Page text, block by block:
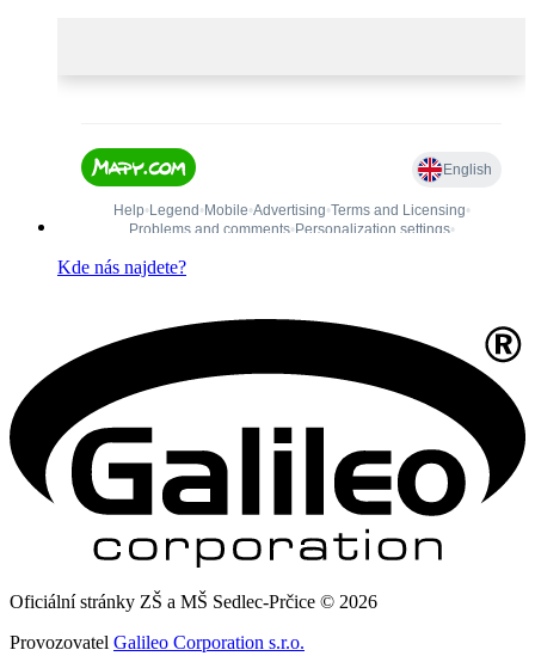
Kde nás najdete?
Oficiální stránky ZŠ a MŠ Sedlec-Prčice © 2026
Provozovatel Galileo Corporation s.r.o.